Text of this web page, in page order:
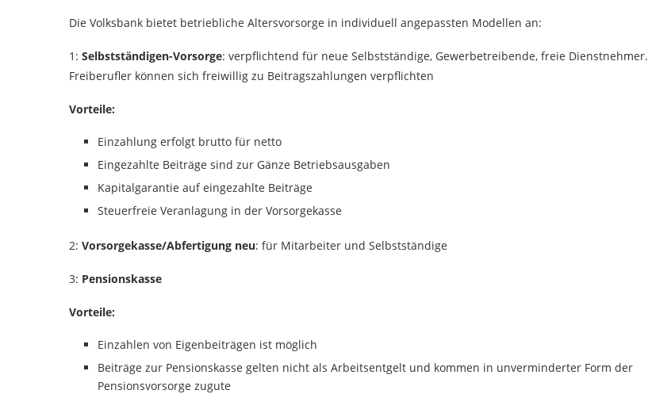
Die Volksbank bietet betriebliche Altersvorsorge in individuell angepassten Modellen an:
1: Selbstständigen-Vorsorge: verpflichtend für neue Selbstständige, Gewerbetreibende, freie Dienstnehmer.
Freiberufler können sich freiwillig zu Beitragszahlungen verpflichten
Vorteile:
Einzahlung erfolgt brutto für netto
Eingezahlte Beiträge sind zur Gänze Betriebsausgaben
Kapitalgarantie auf eingezahlte Beiträge
Steuerfreie Veranlagung in der Vorsorgekasse
2: Vorsorgekasse/Abfertigung neu: für Mitarbeiter und Selbstständige
3: Pensionskasse
Vorteile:
Einzahlen von Eigenbeiträgen ist möglich
Beiträge zur Pensionskasse gelten nicht als Arbeitsentgelt und kommen in unverminderter Form der
Pensionsvorsorge zugute